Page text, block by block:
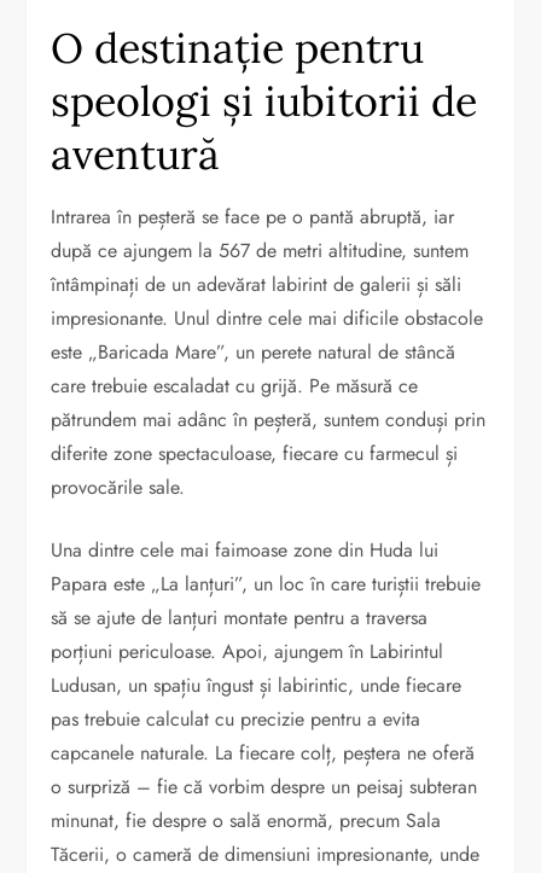
O destinație pentru
speologi și iubitorii de
aventură
Intrarea în peșteră se face pe o pantă abruptă, iar
după ce ajungem la 567 de metri altitudine, suntem
întâmpinați de un adevărat labirint de galerii și săli
impresionante. Unul dintre cele mai dificile obstacole
este „Baricada Mare”, un perete natural de stâncă
care trebuie escaladat cu grijă. Pe măsură ce
pătrundem mai adânc în peșteră, suntem conduși prin
diferite zone spectaculoase, fiecare cu farmecul și
provocările sale.
Una dintre cele mai faimoase zone din Huda lui
Papara este „La lanțuri”, un loc în care turiștii trebuie
să se ajute de lanțuri montate pentru a traversa
porțiuni periculoase. Apoi, ajungem în Labirintul
Ludusan, un spațiu îngust și labirintic, unde fiecare
pas trebuie calculat cu precizie pentru a evita
capcanele naturale. La fiecare colț, peștera ne oferă
o surpriză – fie că vorbim despre un peisaj subteran
minunat, fie despre o sală enormă, precum Sala
Tăcerii, o cameră de dimensiuni impresionante, unde